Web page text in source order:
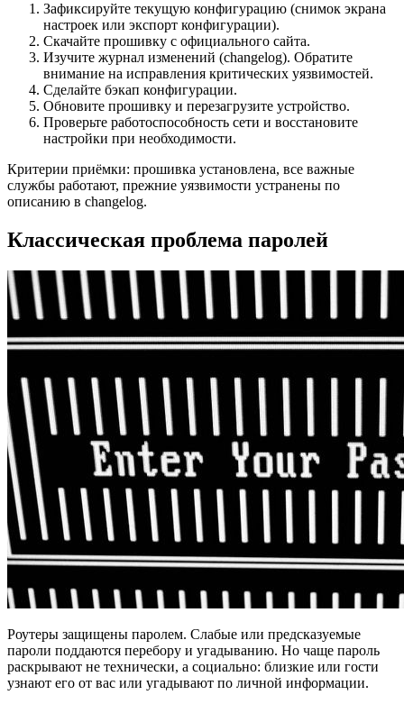
Зафиксируйте текущую конфигурацию (снимок экрана
настроек или экспорт конфигурации).
Скачайте прошивку с официального сайта.
Изучите журнал изменений (changelog). Обратите
внимание на исправления критических уязвимостей.
Сделайте бэкап конфигурации.
Обновите прошивку и перезагрузите устройство.
Проверьте работоспособность сети и восстановите
настройки при необходимости.
Критерии приёмки: прошивка установлена, все важные
службы работают, прежние уязвимости устранены по
описанию в changelog.
Классическая проблема паролей
Роутеры защищены паролем. Слабые или предсказуемые
пароли поддаются перебору и угадыванию. Но чаще пароль
раскрывают не технически, а социально: близкие или гости
узнают его от вас или угадывают по личной информации.